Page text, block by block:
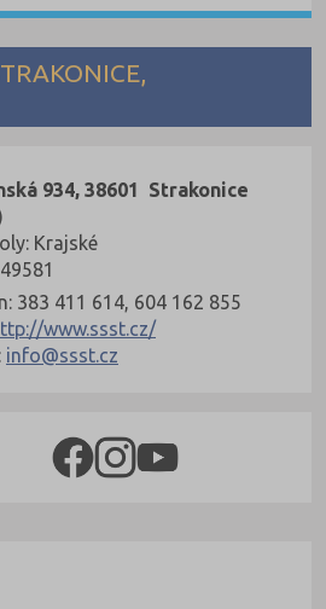
934, 38601 Strakonice
Krajské
383 411 614, 604 162 855
www.ssst.cz/
info@ssst.cz